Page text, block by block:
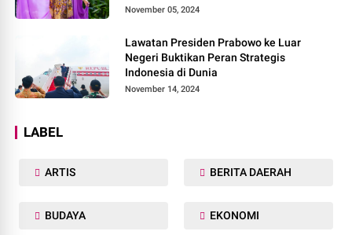
2024, di Pemilihan Mrs Worldwide 2024
November 05, 2024
Lawatan Presiden Prabowo ke Luar
Negeri Buktikan Peran Strategis
Indonesia di Dunia
November 14, 2024
LABEL
ARTIS BERITA DAERAH
BUDAYA EKONOMI